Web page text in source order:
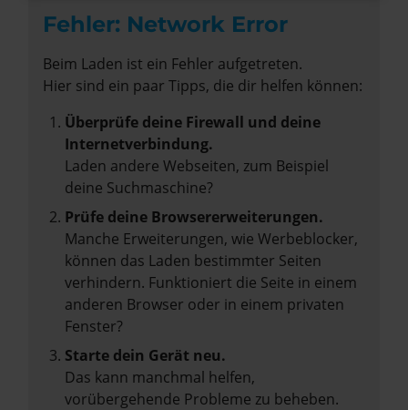
Fehler: Network Error
Beim Laden ist ein Fehler aufgetreten.
Hier sind ein paar Tipps, die dir helfen können:
Überprüfe deine Firewall und deine
Internetverbindung.
Laden andere Webseiten, zum Beispiel
deine Suchmaschine?
Prüfe deine Browsererweiterungen.
Manche Erweiterungen, wie Werbeblocker,
können das Laden bestimmter Seiten
verhindern. Funktioniert die Seite in einem
anderen Browser oder in einem privaten
Fenster?
Starte dein Gerät neu.
Das kann manchmal helfen,
vorübergehende Probleme zu beheben.